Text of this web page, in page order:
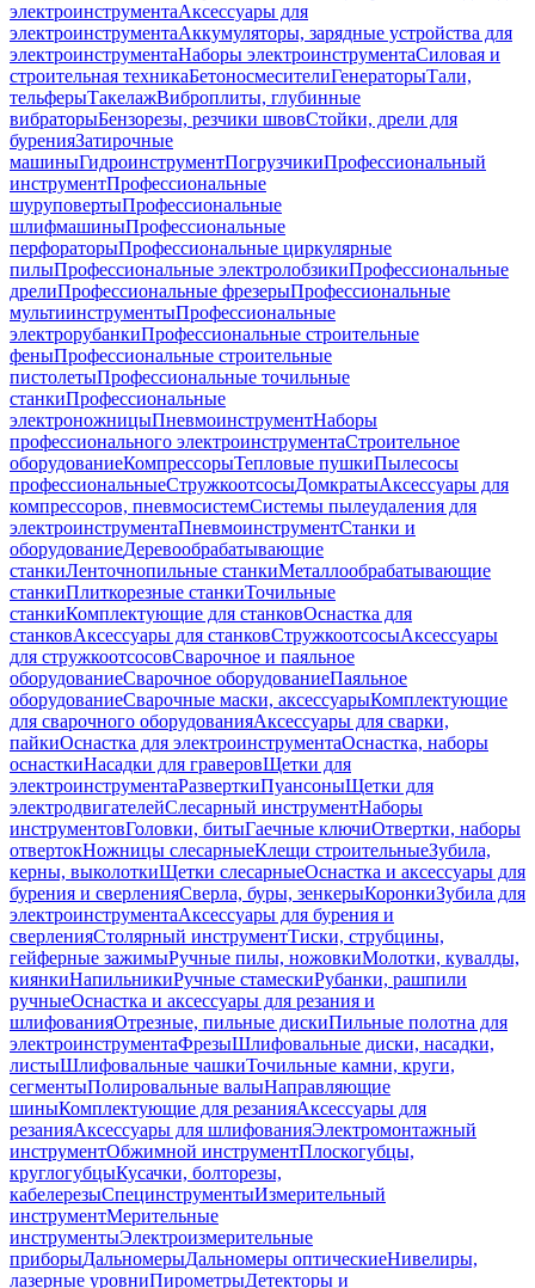
электроинструментаАксессуары для
электроинструментаАккумуляторы, зарядные устройства для
электроинструментаНаборы электроинструментаСиловая и
строительная техникаБетоносмесителиГенераторыТали,
тельферыТакелажВиброплиты, глубинные
вибраторыБензорезы, резчики швовСтойки, дрели для
буренияЗатирочные
машиныГидроинструментПогрузчикиПрофессиональный
инструментПрофессиональные
шуруповертыПрофессиональные
шлифмашиныПрофессиональные
перфораторыПрофессиональные циркулярные
пилыПрофессиональные электролобзикиПрофессиональные
дрелиПрофессиональные фрезерыПрофессиональные
мультиинструментыПрофессиональные
электрорубанкиПрофессиональные строительные
феныПрофессиональные строительные
пистолетыПрофессиональные точильные
станкиПрофессиональные
электроножницыПневмоинструментНаборы
профессионального электроинструментаСтроительное
оборудованиеКомпрессорыТепловые пушкиПылесосы
профессиональныеСтружкоотсосыДомкратыАксессуары для
компрессоров, пневмосистемСистемы пылеудаления для
электроинструментаПневмоинструментСтанки и
оборудованиеДеревообрабатывающие
станкиЛенточнопильные станкиМеталлообрабатывающие
станкиПлиткорезные станкиТочильные
станкиКомплектующие для станковОснастка для
станковАксессуары для станковСтружкоотсосыАксессуары
для стружкоотсосовСварочное и паяльное
оборудованиеСварочное оборудованиеПаяльное
оборудованиеСварочные маски, аксессуарыКомплектующие
для сварочного оборудованияАксессуары для сварки,
пайкиОснастка для электроинструментаОснастка, наборы
оснасткиНасадки для граверовЩетки для
электроинструментаРазверткиПуансоныЩетки для
электродвигателейСлесарный инструментНаборы
инструментовГоловки, битыГаечные ключиОтвертки, наборы
отвертокНожницы слесарныеКлещи строительныеЗубила,
керны, выколоткиЩетки слесарныеОснастка и аксессуары для
бурения и сверленияСверла, буры, зенкерыКоронкиЗубила для
электроинструментаАксессуары для бурения и
сверленияСтолярный инструментТиски, струбцины,
гейферные зажимыРучные пилы, ножовкиМолотки, кувалды,
киянкиНапильникиРучные стамескиРубанки, рашпили
ручныеОснастка и аксессуары для резания и
шлифованияОтрезные, пильные дискиПильные полотна для
электроинструментаФрезыШлифовальные диски, насадки,
листыШлифовальные чашкиТочильные камни, круги,
сегментыПолировальные валыНаправляющие
шиныКомплектующие для резанияАксессуары для
резанияАксессуары для шлифованияЭлектромонтажный
инструментОбжимной инструментПлоскогубцы,
круглогубцыКусачки, болторезы,
кабелерезыСпецинструментыИзмерительный
инструментМерительные
инструментыЭлектроизмерительные
приборыДальномерыДальномеры оптическиеНивелиры,
лазерные уровниПирометрыДетекторы и